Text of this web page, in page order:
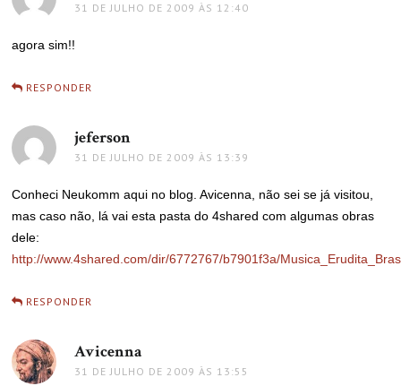
31 DE JULHO DE 2009 ÀS 12:40
agora sim!!
RESPONDER
jeferson
31 DE JULHO DE 2009 ÀS 13:39
Conheci Neukomm aqui no blog. Avicenna, não sei se já visitou,
mas caso não, lá vai esta pasta do 4shared com algumas obras
dele:
http://www.4shared.com/dir/6772767/b7901f3a/
RESPONDER
Avicenna
31 DE JULHO DE 2009 ÀS 13:55